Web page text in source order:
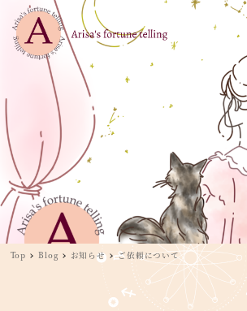
Top Blog お知らせ ご依頼について